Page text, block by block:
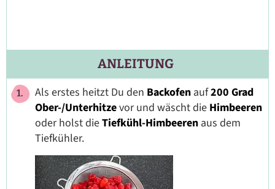
ANLEITUNG
Als erstes heitzt Du den Backofen auf200 Grad
Ober-/Unterhitzevor und wäscht die Himbeeren
oder holst dieTiefkühl-Himbeeren aus dem
Tiefkühler.